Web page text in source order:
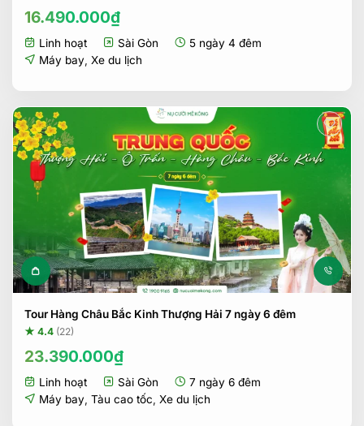
16.490.000₫
Linh hoạt Sài Gòn
5 ngày 4 đêm
Máy bay Xe du lịch
Tour Hàng Châu Bắc Kinh Thượng Hải 7 ngày 6 đêm
★ 4.4 (22)
23.390.000₫
Linh hoạt Sài Gòn
7 ngày 6 đêm
Máy bay Tàu cao tốc Xe du lịch